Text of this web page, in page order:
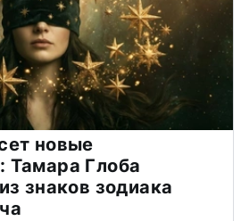
новые
Тамара Глоба
знаков зодиака